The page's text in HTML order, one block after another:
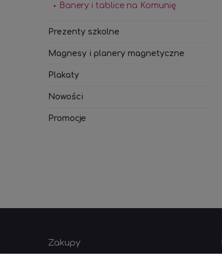
Banery i tablice na Komunię
Prezenty szkolne
Magnesy i planery magnetyczne
Plakaty
Nowości
Promocje
Zakupy